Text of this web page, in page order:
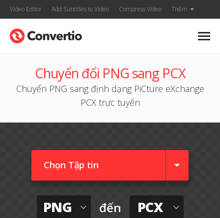
Video Editor Add Subtitles to Video Compress Video Thêm
Chuyển đổi PNG sang PCX
Chuyển PNG sang định dạng PiCture eXchange
PCX trực tuyến
Chọn Tập tin
PNG đến PCX